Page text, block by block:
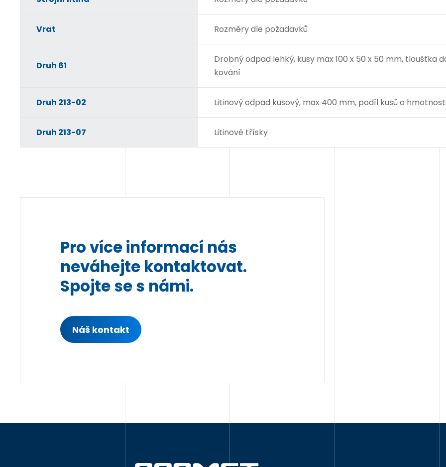
Vrat Rozměry dle požadavků
Druh 61
Drobný odpad lehký, kusy max 100 x 50 x 50 mm, tloušťka
kování
Druh 213-02 Litinový odpad kusový, max 400 mm, podíl kusů o
Druh 213-07 Litinové třísky
Pro více informací nás
neváhejte kontaktovat.
Spojte se s námi.
Náš kontakt